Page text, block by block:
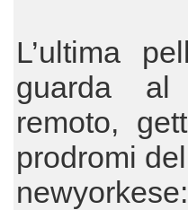
L’ultima
guarda
remoto,
prodromi